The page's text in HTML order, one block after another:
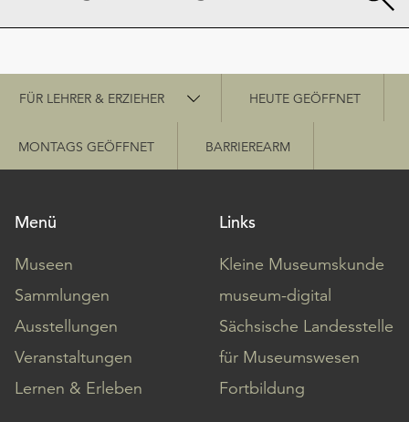
Schnellzugriff
FÜR LEHRER & ERZIEHER HEUTE GEÖFFNET
MONTAGS GEÖFFNET BARRIEREARM
Menü
Museen
Sammlungen
Ausstellungen
Veranstaltungen
Lernen & Erleben
Links
Kleine Museumskunde
museum-digital
Sächsische Landesstelle
für Museumswesen
Fortbildung